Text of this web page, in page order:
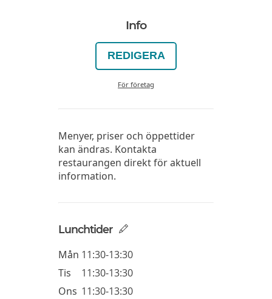
Info
REDIGERA
För företag
Menyer, priser och öppettider
kan ändras. Kontakta
restaurangen direkt för aktuell
information.
Lunchtider
Mån 11:30-13:30
Tis
11:30-13:30
Ons 11:30-13:30